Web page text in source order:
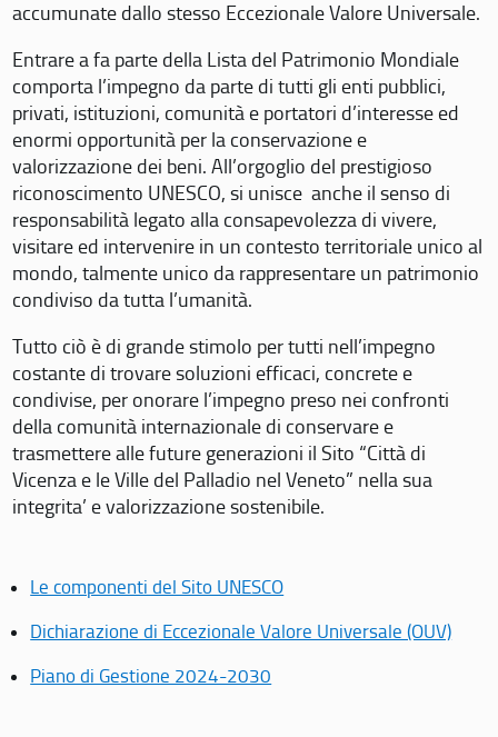
accumunate dallo stesso Eccezionale Valore Universale.
Entrare a fa parte della Lista del Patrimonio Mondiale
comporta l’impegno da parte di tutti gli enti pubblici,
privati, istituzioni, comunità e portatori d’interesse ed
enormi opportunità per la conservazione e
valorizzazione dei beni. All’orgoglio del prestigioso
riconoscimento UNESCO, si unisce anche il senso di
responsabilità legato alla consapevolezza di vivere,
visitare ed intervenire in un contesto territoriale unico al
mondo, talmente unico da rappresentare un patrimonio
condiviso da tutta l’umanità.
Tutto ciò è di grande stimolo per tutti nell’impegno
costante di trovare soluzioni efficaci, concrete e
condivise, per onorare l’impegno preso nei confronti
della comunità internazionale di conservare e
trasmettere alle future generazioni il Sito “Città di
Vicenza e le Ville del Palladio nel Veneto” nella sua
integrita’ e valorizzazione sostenibile.
Le componenti del Sito UNESCO
Dichiarazione di Eccezionale Valore Universale (OUV)
Piano di Gestione 2024-2030